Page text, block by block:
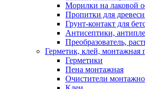
Морилки на лаковой
Пропитки для
Грунт-контакт для
Антисептики,
Преобразователь,
Герметик, клей, монтажная
Герметики
Пена монтажная
Очистители